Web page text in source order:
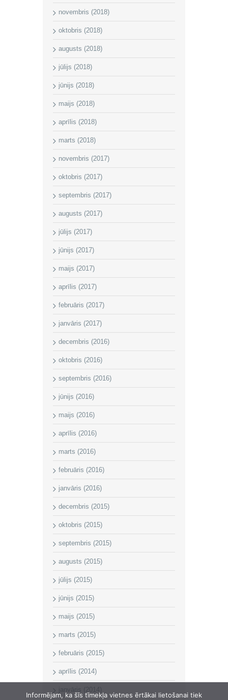
novembris (2018)
oktobris (2018)
augusts (2018)
jūlijs (2018)
jūnijs (2018)
maijs (2018)
aprīlis (2018)
marts (2018)
novembris (2017)
oktobris (2017)
septembris (2017)
augusts (2017)
jūlijs (2017)
jūnijs (2017)
maijs (2017)
aprīlis (2017)
februāris (2017)
janvāris (2017)
decembris (2016)
oktobris (2016)
septembris (2016)
jūnijs (2016)
maijs (2016)
aprīlis (2016)
marts (2016)
februāris (2016)
janvāris (2016)
decembris (2015)
oktobris (2015)
septembris (2015)
augusts (2015)
jūlijs (2015)
jūnijs (2015)
maijs (2015)
marts (2015)
februāris (2015)
aprīlis (2014)
janvāris (2014)
Informējam, ka šīs tīmekļa vietnes ērtākai lietošanai tiek